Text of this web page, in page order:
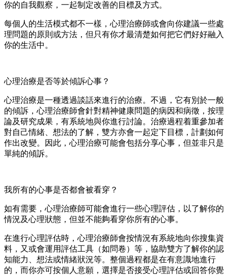
你的自我觀察，一起制定改善的目標及方式。
每個人的生活模式都不一樣，心理治療師或會向你建議一些處
理問題的原則或方法，但只有你才最清楚如何把它們好好融入
你的生活中。
心理治療是否等於傾訴心事？
心理治療是一種透過談話來進行的治療。不過，它有別於一般
的傾訴，心理治療師會針對精神健康問題的病因和病徵，按理
論及研究成果，有系統地與你進行討論。治療過程着重參加者
對自己情緒、想法的了解，雙方亦會一起定下目標，計劃如何
作出改變。因此，心理治療可能會包括分享心事，但並非只是
單純的傾訴。
我所有的心事是否都會被看穿？
如有需要，心理治療師可能會進行一些心理評估，以了解你的
情況及心理狀態，但並不能夠看穿你所有的心事。
在進行心理評估時，心理治療師會按情況有系統地向你搜集資
料，又或會運用評估工具（如問卷）等，協助雙方了解你的認
知能力、想法或情緒狀況等。整個過程都是在有意識地進行
的，而你亦可按個人意願，選擇是否接受心理評估或回答你覺